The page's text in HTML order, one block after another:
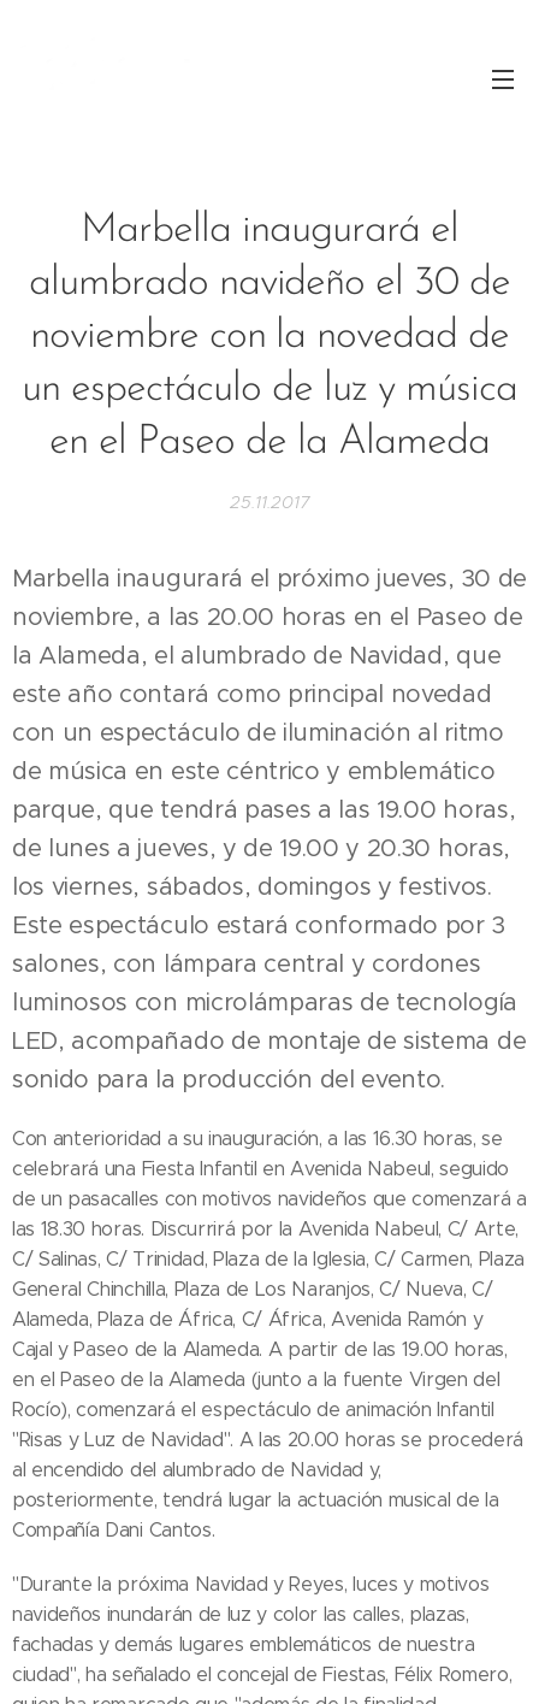
Marbella inaugurará el
alumbrado navideño el 30 de
noviembre con la novedad de
un espectáculo de luz y música
en el Paseo de la Alameda
25.11.2017
Marbella inaugurará el próximo jueves, 30 de
noviembre, a las 20.00 horas en el Paseo de
la Alameda, el alumbrado de Navidad, que
este año contará como principal novedad
con un espectáculo de iluminación al ritmo
de música en este céntrico y emblemático
parque, que tendrá pases a las 19.00 horas,
de lunes a jueves, y de 19.00 y 20.30 horas,
los viernes, sábados, domingos y festivos.
Este espectáculo estará conformado por 3
salones, con lámpara central y cordones
luminosos con microlámparas de tecnología
LED, acompañado de montaje de sistema de
sonido para la producción del evento.
Con anterioridad a su inauguración, a las 16.30 horas, se
celebrará una Fiesta Infantil en Avenida Nabeul, seguido
de un pasacalles con motivos navideños que comenzará a
las 18.30 horas. Discurrirá por la Avenida Nabeul, C/ Arte,
C/ Salinas, C/ Trinidad, Plaza de la Iglesia, C/ Carmen, Plaza
General Chinchilla, Plaza de Los Naranjos, C/ Nueva, C/
Alameda, Plaza de África, C/ África, Avenida Ramón y
Cajal y Paseo de la Alameda. A partir de las 19.00 horas,
en el Paseo de la Alameda (junto a la fuente Virgen del
Rocío), comenzará el espectáculo de animación Infantil
"Risas y Luz de Navidad". A las 20.00 horas se procederá
al encendido del alumbrado de Navidad y,
posteriormente, tendrá lugar la actuación musical de la
Compañía Dani Cantos.
"Durante la próxima Navidad y Reyes, luces y motivos
navideños inundarán de luz y color las calles, plazas,
fachadas y demás lugares emblemáticos de nuestra
ciudad", ha señalado el concejal de Fiestas, Félix Romero,